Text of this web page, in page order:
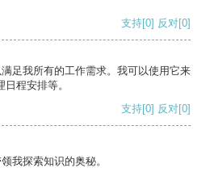
支持[0] 反对[0]
足我所有的工作需求。我可以使用它来
程安排等。
支持[0] 反对[0]
我探索知识的奥秘。